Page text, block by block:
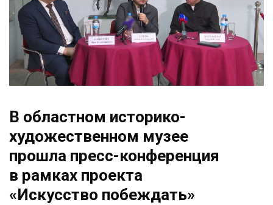
В областном историко-
художественном музее
прошла пресс-конференция
в рамках проекта
«Искусство побеждать»